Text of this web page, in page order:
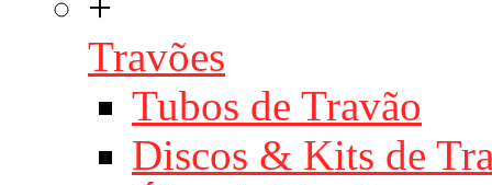
Travões
Tubos de Travão
Discos & Kits de